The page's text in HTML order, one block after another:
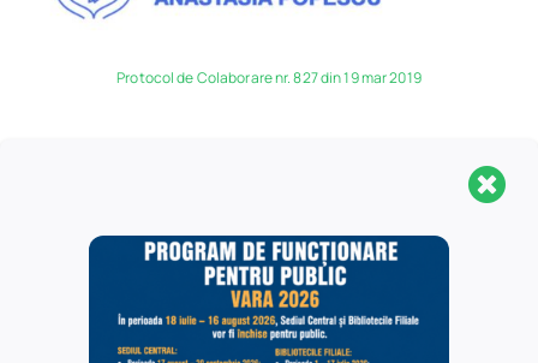
Protocol de Colaborare nr. 827 din 19 mar 2019